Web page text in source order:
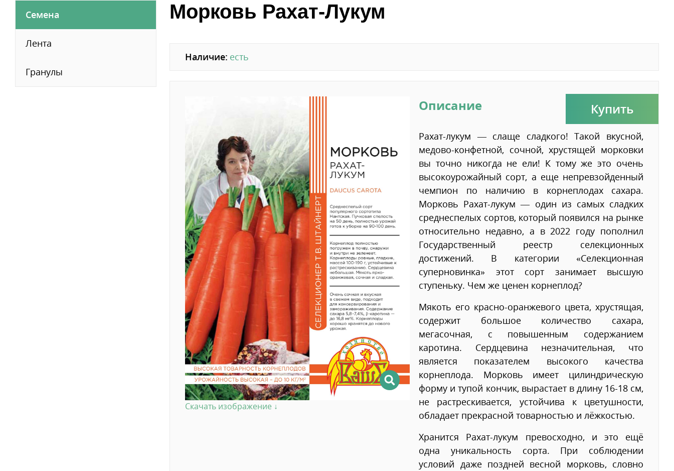
Семена
Лента
Гранулы
Морковь Рахат-Лукум
Наличие: есть
Скачать изображение ↓
Купить
Описание
Рахат-лукум — слаще сладкого! Такой вкусной,
медово-конфетной, сочной, хрустящей морковки
вы точно никогда не ели! К тому же это очень
высокоурожайный сорт, а еще непревзойденный
чемпион по наличию в корнеплодах сахара.
Морковь Рахат-лукум — один из самых сладких
среднеспелых сортов, который появился на рынке
относительно недавно, а в 2022 году пополнил
Государственный реестр селекционных
достижений. В категории «Селекционная
суперновинка» этот сорт занимает высшую
ступеньку. Чем же ценен корнеплод?
Мякоть его красно-оранжевого цвета, хрустящая,
содержит большое количество сахара,
мегасочная, с повышенным содержанием
каротина. Сердцевина незначительная, что
является показателем высокого качества
корнеплода. Морковь имеет цилиндрическую
форму и тупой кончик, вырастает в длину 16-18 см,
не растрескивается, устойчива к цветушности,
обладает прекрасной товарностью и лёжкостью.
Хранится Рахат-лукум превосходно, и это ещё
одна уникальность сорта. При соблюдении
условий даже поздней весной морковь, словно